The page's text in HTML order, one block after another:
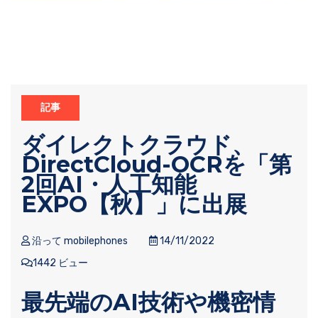
記事
ダイレクトクラウド、
DirectCloud-OCRを「第
2回AI・⼈⼯知能
EXPO【秋】」に出展
沿って mobilephones
14/11/2022
1442 ビュー
最先端のAI技術や機密情